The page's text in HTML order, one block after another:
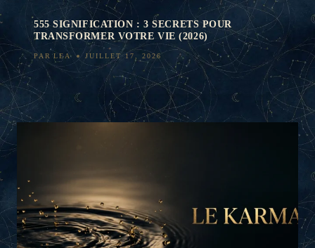
555 SIGNIFICATION : 3 SECRETS POUR
TRANSFORMER VOTRE VIE (2026)
PAR LEA JUILLET 17, 2026